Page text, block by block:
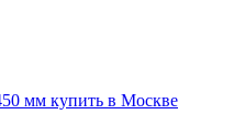
мм купить в Москве